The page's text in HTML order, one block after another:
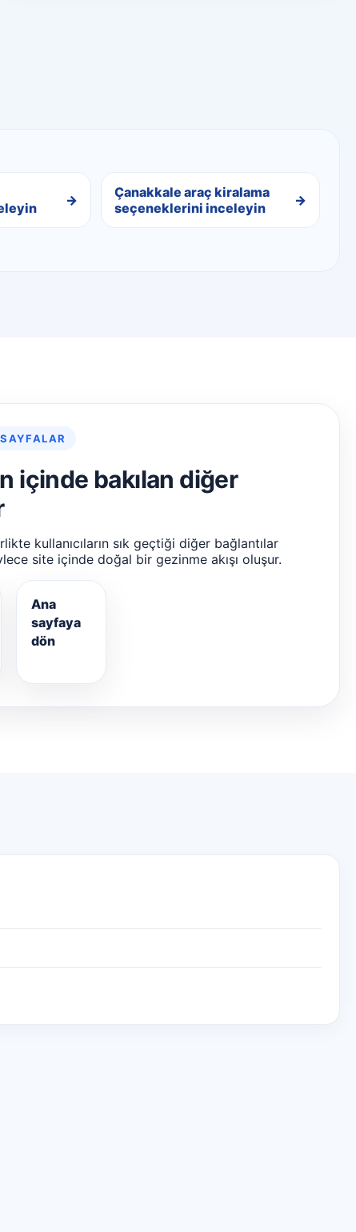
Çanakkale araç kiralama
seçeneklerini inceleyin
içinde bakılan diğer
kullanıcıların sık geçtiği diğer bağlantılar
site içinde doğal bir gezinme akışı oluşur.
Ana
sayfaya
dön